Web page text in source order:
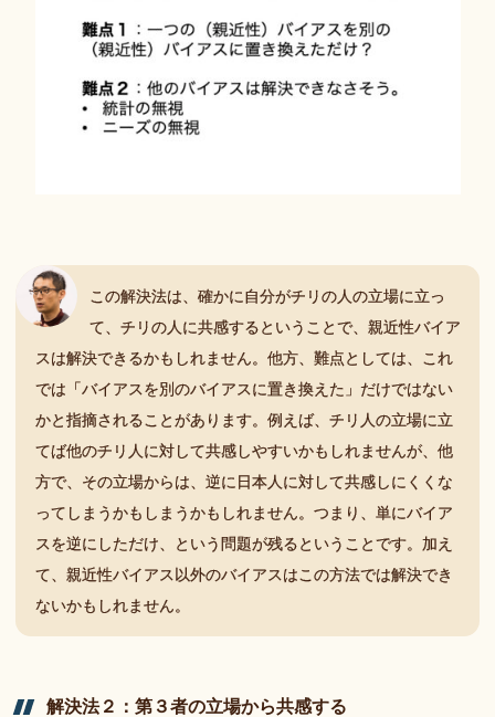
この解決法は、確かに自分がチリの人の立場に立っ
て、チリの人に共感するということで、親近性バイア
スは解決できるかもしれません。他方、難点としては、これ
では「バイアスを別のバイアスに置き換えた」だけではない
かと指摘されることがあります。例えば、チリ人の立場に立
てば他のチリ人に対して共感しやすいかもしれませんが、他
方で、その立場からは、逆に日本人に対して共感しにくくな
ってしまうかもしまうかもしれません。つまり、単にバイア
スを逆にしただけ、という問題が残るということです。加え
て、親近性バイアス以外のバイアスはこの方法では解決でき
ないかもしれません。
解決法２： 第 ３者の立場から共感する